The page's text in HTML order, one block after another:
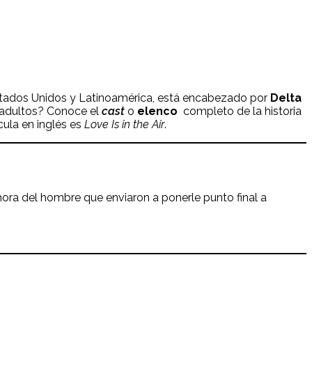
Unidos y Latinoamérica, está encabezado por Delta
Conoce el cast o elenco completo de la historia
en inglés es Love Is in the Air.
del hombre que enviaron a ponerle punto final a